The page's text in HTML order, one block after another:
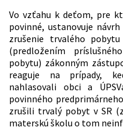
Vo vzťahu k deťom, pre
povinné, ustanovuje
zrušenie trvalého
(predložením
pobytu) zákonným
reaguje na prípady,
nahlasovali obci a
povinného
zrušili trvalý pobyt v SR
materskú školu o tom